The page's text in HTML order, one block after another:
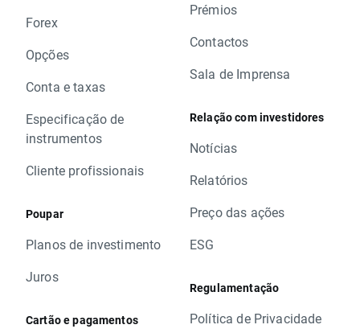
Forex
Opções
Conta e taxas
Especificação de
instrumentos
Cliente profissionais
Poupar
Planos de investimento
Juros
Cartão e pagamentos
Prémios
Contactos
Sala de Imprensa
Relação com investidores
Notícias
Relatórios
Preço das ações
ESG
Regulamentação
Política de Privacidade